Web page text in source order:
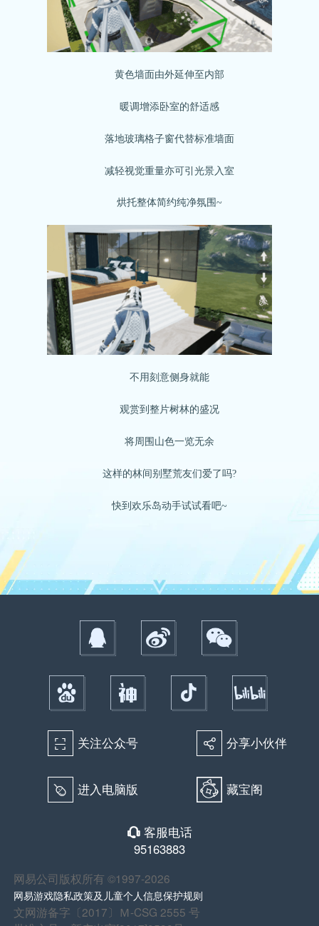
黄色墙面由外延伸至内部
暖调增添卧室的舒适感
落地玻璃格子窗代替标准墙面
减轻视觉重量亦可引光景入室
烘托整体简约纯净氛围~
不用刻意侧身就能
观赏到整片树林的盛况
将周围山色一览无余
这样的林间别墅荒友们爱了吗?
快到欢乐岛动手试试看吧~
򰀁 关注公众号 򰀂 分享小伙伴
򰀄 进入电脑版 藏宝阁
򰀃 客服电话
95163883
网易公司版权所有 ©1997-2026
网易游戏隐私政策及儿童个人信息保护规则
文网游备字〔2017〕Ｍ-CSG 2555 号